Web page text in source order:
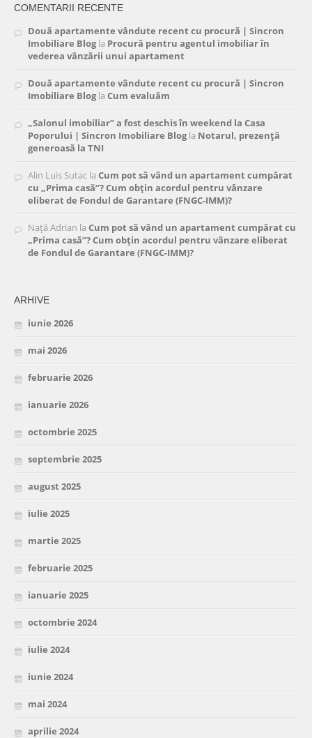
COMENTARII RECENTE
Două apartamente vândute recent cu procură | Sincron
Imobiliare Blog la Procură pentru agentul imobiliar în
vederea vânzării unui apartament
Două apartamente vândute recent cu procură | Sincron
Imobiliare Blog la Cum evaluăm
„Salonul imobiliar” a fost deschis în weekend la Casa
Poporului | Sincron Imobiliare Blog la Notarul, prezență
generoasă la TNI
Alin Luis Sutac la Cum pot să vând un apartament cumpărat
cu „Prima casă”? Cum obțin acordul pentru vânzare
eliberat de Fondul de Garantare (FNGC-IMM)?
Nață Adrian la Cum pot să vând un apartament cumpărat cu
„Prima casă”? Cum obțin acordul pentru vânzare eliberat
de Fondul de Garantare (FNGC-IMM)?
ARHIVE
iunie 2026
mai 2026
februarie 2026
ianuarie 2026
octombrie 2025
septembrie 2025
august 2025
iulie 2025
martie 2025
februarie 2025
ianuarie 2025
octombrie 2024
iulie 2024
iunie 2024
mai 2024
aprilie 2024